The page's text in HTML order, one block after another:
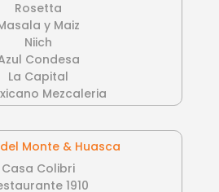
Rosetta
y Maiz
Niich
Condesa
La Capital
Mezcaleria
Monte & Huasca
Casa Colibri
1910